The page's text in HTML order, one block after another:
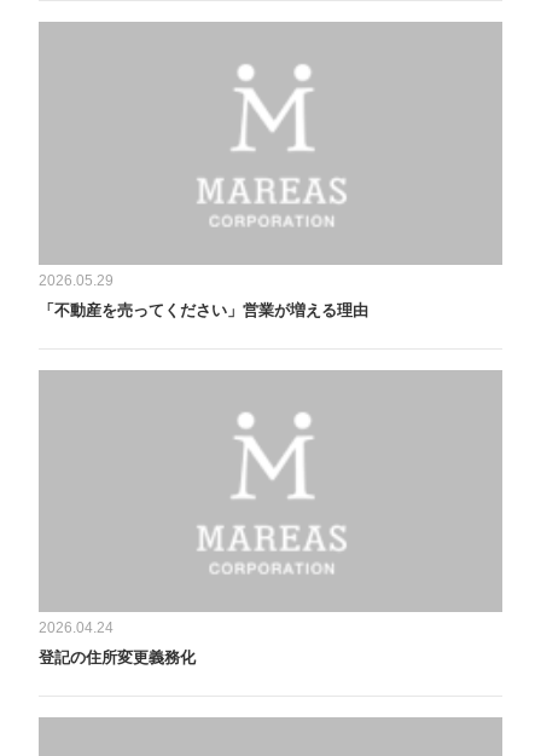
2026.05.29
「不動産を売ってください」営業が増える理由
2026.04.24
登記の住所変更義務化